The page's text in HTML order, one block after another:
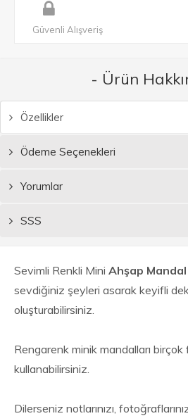
Güvenli Alışveriş
- Ürün
Özellikler
Ödeme Seçenekleri
Yorumlar
SSS
Sevimli Renkli Mini Ahşap Mandal
sevdiğiniz şeyleri asarak keyifli
oluşturabilirsiniz.
Rengarenk minik mandalları birçok
kullanabilirsiniz.
Dilerseniz notlarınızı,